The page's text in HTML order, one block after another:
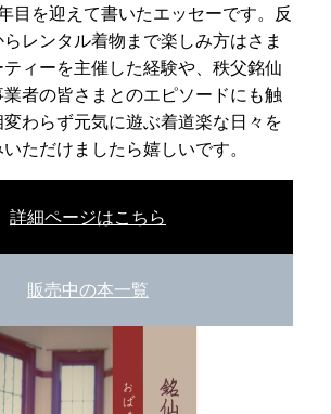
目を迎えて書いたエッセーです。反
レンタル着物まで楽しみ方はさま
ィーを主催した経験や、秩父銘仙
者の皆さまとのエピソードにも触
わらず元気に遊ぶ着道楽な日々を
ただけましたら嬉しいです。
詳細ページはこちら
販売中の本一覧